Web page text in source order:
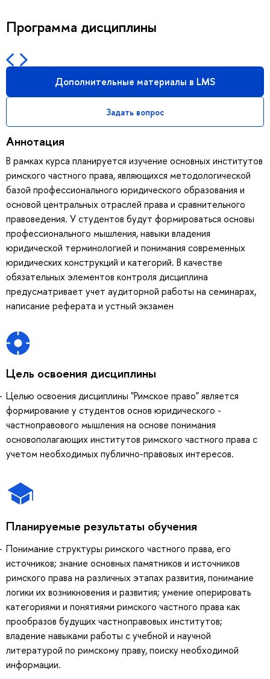
Программа дисциплины
Дополнительные материалы в LMS
Задать вопрос
Аннотация
В рамках курса планируется изучение основных институтов
римского частного права, являющихся методологической
базой профессионального юридического образования и
основой центральных отраслей права и сравнительного
правоведения. У студентов будут формироваться основы
профессионального мышления, навыки владения
юридической терминологией и понимания современных
юридических конструкций и категорий. В качестве
обязательных элементов контроля дисциплина
предусматривает учет аудиторной работы на семинарах,
написание реферата и устный экзамен
Цель освоения дисциплины
Целью освоения дисциплины "Римское право" является
формирование у студентов основ юридического -
частноправового мышления на основе понимания
основополагающих институтов римского частного права с
учетом необходимых публично-правовых интересов.
Планируемые результаты обучения
Понимание структуры римского частного права, его
источников; знание основных памятников и источников
римского права на различных этапах развития, понимание
логики их возникновения и развития; умение оперировать
категориями и понятиями римского частного права как
прообразов будущих частноправовых институтов;
владение навыками работы с учебной и научной
литературой по римскому праву, поиску необходимой
информации.